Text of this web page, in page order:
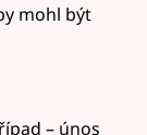
mohl být
– únos